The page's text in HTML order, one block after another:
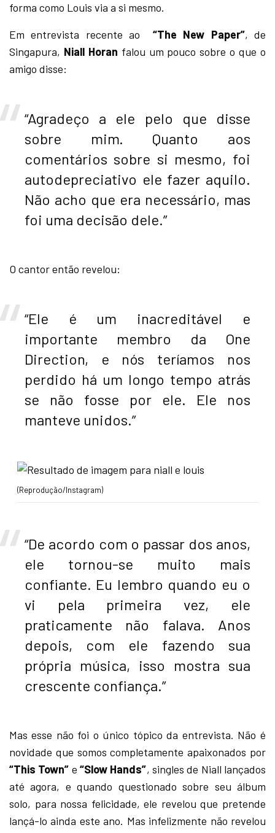
forma como Louis via a si mesmo.
Em entrevista recente ao “The New Paper”, de
Singapura, Niall Horan falou um pouco sobre o que o
amigo disse:
“Agradeço a ele pelo que disse
sobre mim. Quanto aos
comentários sobre si mesmo, foi
autodepreciativo ele fazer aquilo.
Não acho que era necessário, mas
foi uma decisão dele.”
O cantor então revelou:
“Ele é um inacreditável e
importante membro da One
Direction, e nós teríamos nos
perdido há um longo tempo atrás
se não fosse por ele. Ele nos
manteve unidos.”
(Reprodução/Instagram)
“De acordo com o passar dos anos,
ele tornou-se muito mais
confiante. Eu lembro quando eu o
vi pela primeira vez, ele
praticamente não falava. Anos
depois, com ele fazendo sua
própria música, isso mostra sua
crescente confiança.”
Mas esse não foi o único tópico da entrevista. Não é
novidade que somos completamente apaixonados por
“This Town” e“Slow Hands”, singles de Niall lançados
até agora, e quando questionado sobre seu álbum
solo, para nossa felicidade, ele revelou que pretende
lançá-lo ainda este ano. Mas infelizmente não revelou